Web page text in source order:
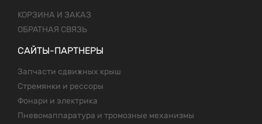
КОРЗИНА И ЗАКАЗ
ОБРАТНАЯ СВЯЗЬ
САЙТЫ-ПАРТНЕРЫ
Запчасти сдвижных крыш
Стремянки и рессоры
Фонари и электрика
Пневомаппаратура и тромозные механизмы